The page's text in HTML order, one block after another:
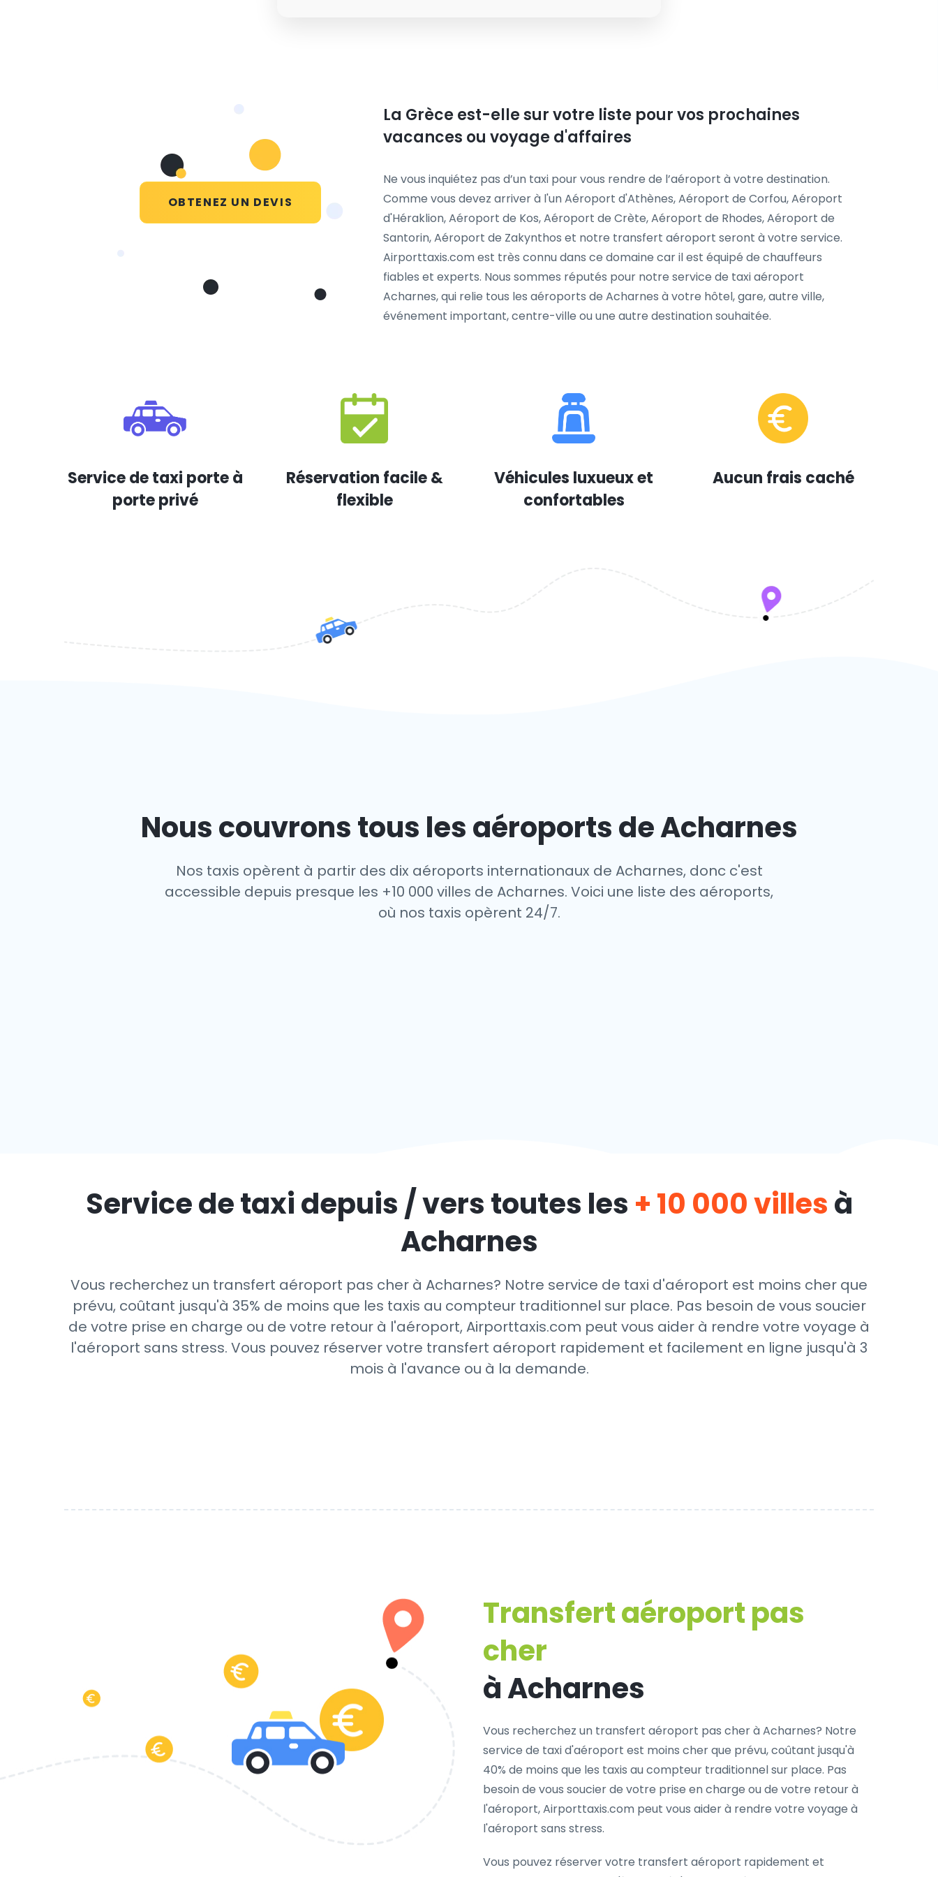
OBTENEZ UN DEVIS
La Grèce est-elle sur votre liste pour vos prochaines
vacances ou voyage d'affaires
Ne vous inquiétez pas d’un taxi pour vous rendre de l’aéroport à votre destination.
Comme vous devez arriver à l'un Aéroport d'Athènes, Aéroport de Corfou, Aéroport
d'Héraklion, Aéroport de Kos, Aéroport de Crète, Aéroport de Rhodes, Aéroport de
Santorin, Aéroport de Zakynthos et notre transfert aéroport seront à votre service.
Airporttaxis.com est très connu dans ce domaine car il est équipé de chauffeurs
fiables et experts. Nous sommes réputés pour notre service de taxi aéroport
Acharnes, qui relie tous les aéroports de Acharnes à votre hôtel, gare, autre ville,
événement important, centre-ville ou une autre destination souhaitée.
Service de taxi porte à
porte privé
Réservation facile &
flexible
Véhicules luxueux et
confortables
Aucun frais caché
Nous couvrons tous les aéroports de Acharnes
Nos taxis opèrent à partir des dix aéroports internationaux de Acharnes, donc c'est
accessible depuis presque les +10 000 villes de Acharnes. Voici une liste des aéroports,
où nos taxis opèrent 24/7.
Service de taxi depuis / vers toutes les + 10 000 villesà
Acharnes
Vous recherchez un transfert aéroport pas cher à Acharnes? Notre service de taxi d'aéroport est moins cher que
prévu, coûtant jusqu'à 35% de moins que les taxis au compteur traditionnel sur place. Pas besoin de vous soucier
de votre prise en charge ou de votre retour à l'aéroport, Airporttaxis.com peut vous aider à rendre votre voyage à
l'aéroport sans stress. Vous pouvez réserver votre transfert aéroport rapidement et facilement en ligne jusqu'à 3
mois à l'avance ou à la demande.
Transfert aéroport pas
cher
à Acharnes
Vous recherchez un transfert aéroport pas cher à Acharnes? Notre
service de taxi d'aéroport est moins cher que prévu, coûtant jusqu'à
40% de moins que les taxis au compteur traditionnel sur place. Pas
besoin de vous soucier de votre prise en charge ou de votre retour à
l'aéroport, Airporttaxis.com peut vous aider à rendre votre voyage à
l'aéroport sans stress.
Vous pouvez réserver votre transfert aéroport rapidement et